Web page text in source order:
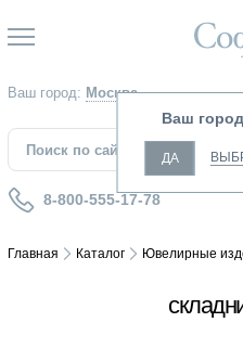
Ваш город: Москва
Ваш
ДА
8-800-555-17-78
Главная Каталог Ювелирные